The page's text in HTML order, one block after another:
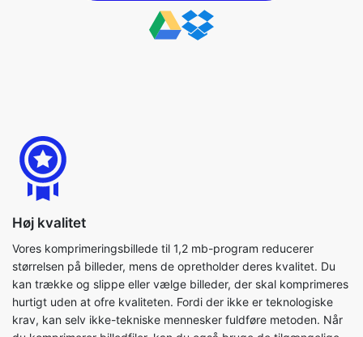
Høj kvalitet
Vores komprimeringsbillede til 1,2 mb-program reducerer
størrelsen på billeder, mens de opretholder deres kvalitet. Du
kan trække og slippe eller vælge billeder, der skal komprimeres
krav, kan selv ikke-tekniske mennesker fuldføre metoden. Når
du komprimerer billedfiler, kan du også bruge de tilgængelige
parametre til at fuldføre processen så effektivt som muligt.